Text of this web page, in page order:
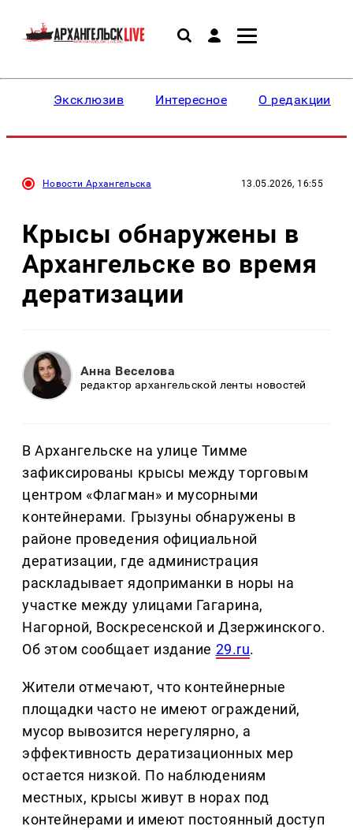
Эксклюзив Интересное О редакции
Новости Архангельска 13.05.2026, 16:55
Крысы обнаружены в
Архангельске во время
дератизации
Анна Веселова
редактор архангельской ленты новостей
В Архангельске на улице Тимме
зафиксированы крысы между торговым
центром «Флагман» и мусорными
контейнерами. Грызуны обнаружены в
районе проведения официальной
дератизации, где администрация
раскладывает ядоприманки в норы на
участке между улицами Гагарина,
Нагорной, Воскресенской и Дзержинского.
Об этом сообщает издание 29.ru.
Жители отмечают, что контейнерные
площадки часто не имеют ограждений,
мусор вывозится нерегулярно, а
эффективность дератизационных мер
остается низкой. По наблюдениям
местных, крысы живут в норах под
контейнерами и имеют постоянный доступ